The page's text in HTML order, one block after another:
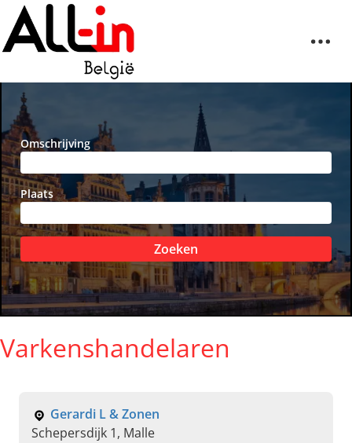
Omschrijving
Plaats
Zoeken
Varkenshandelaren
Gerardi L & Zonen
Schepersdijk 1, Malle